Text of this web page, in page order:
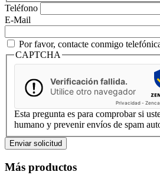
Teléfono
E-Mail
Por favor, contacte conmigo
CAPTCHA
Verificación fallida.
Utilice otro navegador
Privacidad -
Esta pregunta es para comprobar si
humano y prevenir envíos de spam
Más productos